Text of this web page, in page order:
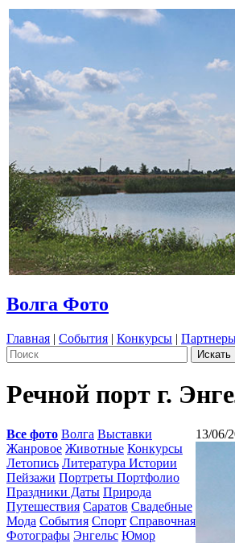
Волга Фото
Главная | События | Конкурсы |
Речной порт г.
Все фото Волга Выставки
Жанровое Животные Конкурсы
Летопись Литература Истории
Пейзажи Портреты Портфолио
Праздники Даты Природа
Путешествия Саратов Свадебные
Мода События Спорт Справочная
Фотографы Энгельс Юмор
13/06/